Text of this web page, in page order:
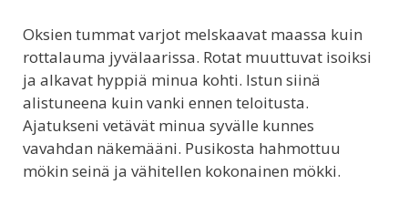
Oksien tummat varjot melskaavat maassa kuin
rottalauma jyvälaarissa. Rotat muuttuvat isoiksi
ja alkavat hyppiä minua kohti. Istun siinä
alistuneena kuin vanki ennen teloitusta.
Ajatukseni vetävät minua syvälle kunnes
vavahdan näkemääni. Pusikosta hahmottuu
mökin seinä ja vähitellen kokonainen mökki.